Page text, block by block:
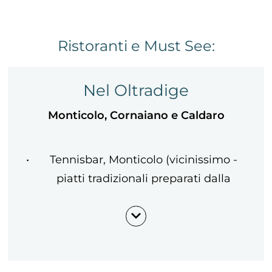
Ristoranti e Must See:
Nel Oltradige
Monticolo, Cornaiano e Caldaro
Tennisbar, Monticolo (vicinissimo -
piatti tradizionali preparati dalla
Seehotel Sparer, Lago di Monticolo